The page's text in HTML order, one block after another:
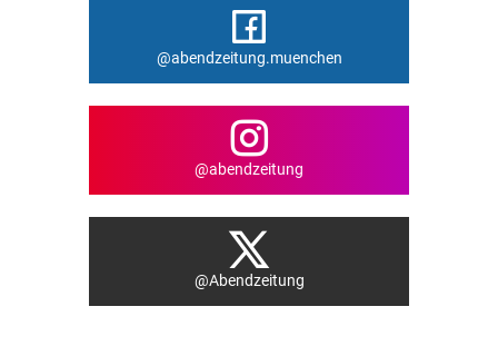
@abendzeitung.muenchen
@abendzeitung
@Abendzeitung